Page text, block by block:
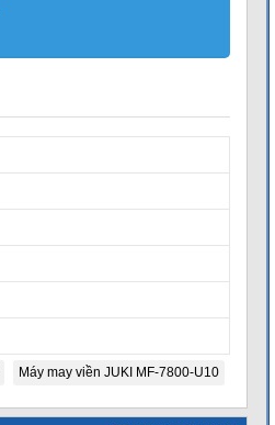
Máy may viền JUKI MF-7800-U10